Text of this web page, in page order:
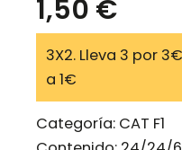
1,50 €
3X2. Lleva 3 por
a 1€
Categoría: CAT F1